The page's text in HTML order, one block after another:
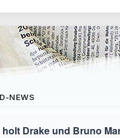
NEWS
holt Drake und Bruno